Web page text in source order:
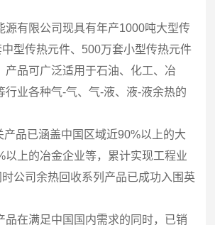
源有限公司现具有年产1000吨大型传
型传热元件、500万套小型传热元件
产品可广泛适用于石油、化工、冶
行业各种气-气、气-液、液-液余热的
品已涵盖中国区域近90%以上的大
以上的冶金企业等，累计实现工程业
公司余热回收系列产品已成功入围英
品在满足中国国内需求的同时，已销